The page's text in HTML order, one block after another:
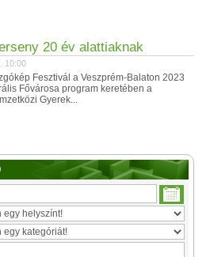
20 év alattiaknak
10:00
Fesztivál a Veszprém-Balaton 2023
Fővárosa program keretében a
Gyerek...